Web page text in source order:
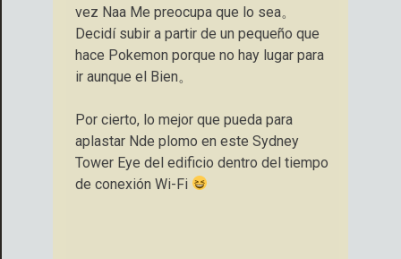
vez Naa Me preocupa que lo sea。
Decidí subir a partir de un pequeño que
hace Pokemon porque no hay lugar para
ir aunque el Bien。
Por cierto, lo mejor que pueda para
aplastar Nde plomo en este Sydney
Tower Eye del edificio dentro del tiempo
de conexión Wi-Fi